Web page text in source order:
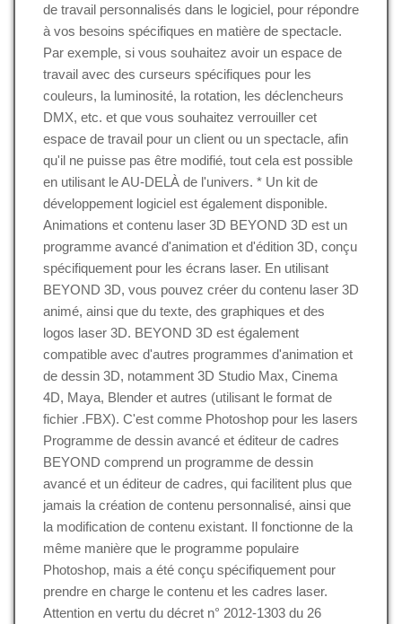
de travail personnalisés dans le logiciel, pour répondre
à vos besoins spécifiques en matière de spectacle.
Par exemple, si vous souhaitez avoir un espace de
travail avec des curseurs spécifiques pour les
couleurs, la luminosité, la rotation, les déclencheurs
DMX, etc. et que vous souhaitez verrouiller cet
espace de travail pour un client ou un spectacle, afin
qu'il ne puisse pas être modifié, tout cela est possible
en utilisant le AU-DELÀ de l'univers. * Un kit de
développement logiciel est également disponible.
Animations et contenu laser 3D BEYOND 3D est un
programme avancé d'animation et d'édition 3D, conçu
spécifiquement pour les écrans laser. En utilisant
BEYOND 3D, vous pouvez créer du contenu laser 3D
animé, ainsi que du texte, des graphiques et des
logos laser 3D. BEYOND 3D est également
compatible avec d'autres programmes d'animation et
de dessin 3D, notamment 3D Studio Max, Cinema
4D, Maya, Blender et autres (utilisant le format de
fichier .FBX). C'est comme Photoshop pour les lasers
Programme de dessin avancé et éditeur de cadres
BEYOND comprend un programme de dessin
avancé et un éditeur de cadres, qui facilitent plus que
jamais la création de contenu personnalisé, ainsi que
la modification de contenu existant. Il fonctionne de la
même manière que le programme populaire
Photoshop, mais a été conçu spécifiquement pour
prendre en charge le contenu et les cadres laser.
Attention en vertu du décret n° 2012-1303 du 26